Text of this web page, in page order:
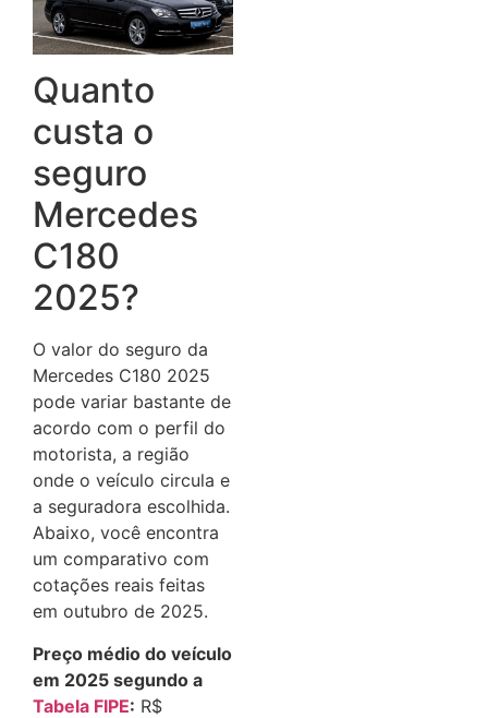
Quanto
custa o
seguro
Mercedes
C180
2025?
O valor do seguro da
Mercedes C180 2025
pode variar bastante de
acordo com o perfil do
motorista, a região
onde o veículo circula e
a seguradora escolhida.
Abaixo, você encontra
um comparativo com
cotações reais feitas
em outubro de 2025.
Preço médio do veículo
em 2025 segundo a
Tabela FIPE: R$